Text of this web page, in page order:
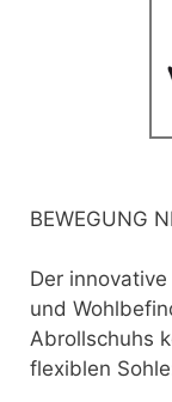
BEWEGUNG
Der
und
Abrollschuhs
flexiblen